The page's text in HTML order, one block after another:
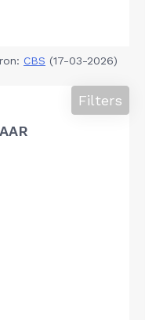
CBS (17-03-2026)
Filters